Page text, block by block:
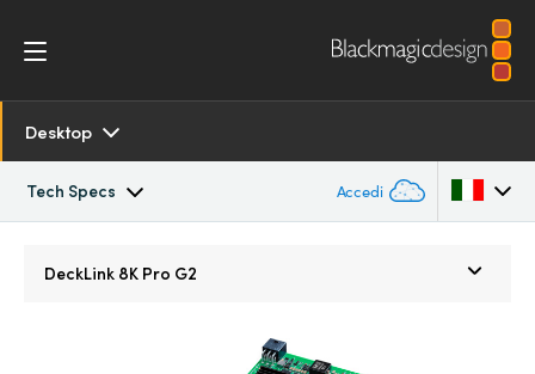
Desktop
Tech Specs Accedi
DeckLink 8K Pro G2